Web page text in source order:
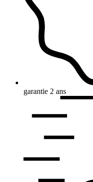
garantie 2 ans